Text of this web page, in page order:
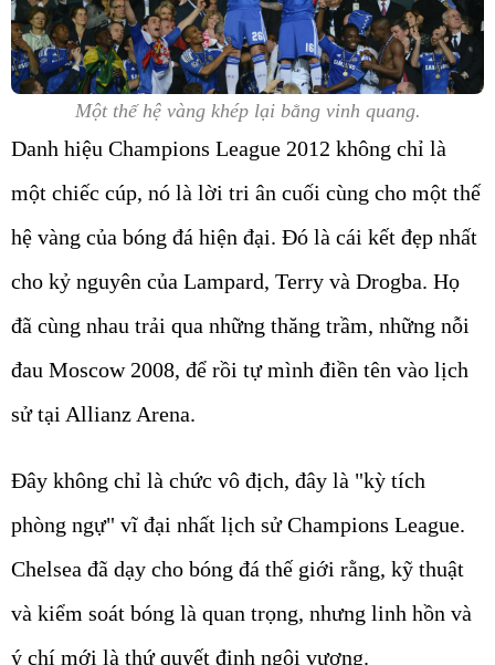
Một thế hệ vàng khép lại bằng vinh quang.
Danh hiệu Champions League 2012 không chỉ là
một chiếc cúp, nó là lời tri ân cuối cùng cho một thế
hệ vàng của bóng đá hiện đại. Đó là cái kết đẹp nhất
cho kỷ nguyên của Lampard, Terry và Drogba. Họ
đã cùng nhau trải qua những thăng trầm, những nỗi
đau Moscow 2008, để rồi tự mình điền tên vào lịch
sử tại Allianz Arena.
Đây không chỉ là chức vô địch, đây là "kỳ tích
phòng ngự" vĩ đại nhất lịch sử Champions League.
Chelsea đã dạy cho bóng đá thế giới rằng, kỹ thuật
và kiểm soát bóng là quan trọng, nhưng linh hồn và
ý chí mới là thứ quyết định ngôi vương.